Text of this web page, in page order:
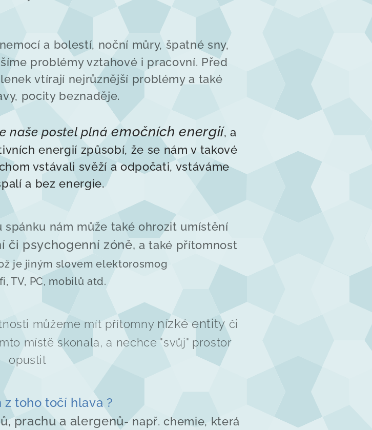
a bolestí, noční můry, špatné sny,
problémy vztahové i pracovní. Před
vtírají nejrůznější problémy a také
pocity beznaděje.
naše postel plnáemočních energií, a
energií způsobí, že se nám v takové
vstávali svěží a odpočati, vstáváme
a bez energie.
spánku nám může také ohrozit umístění
či psychogenní zóně, a také přítomnost
je jiným slovem elektorosmog
TV, PC, mobilů atd.
můžeme mít přítomny nízké entityči
místě skonala, a nechce "svůj" prostor
opustit
z toho točí hlava ?
prachu a alergenů- např. chemie, která